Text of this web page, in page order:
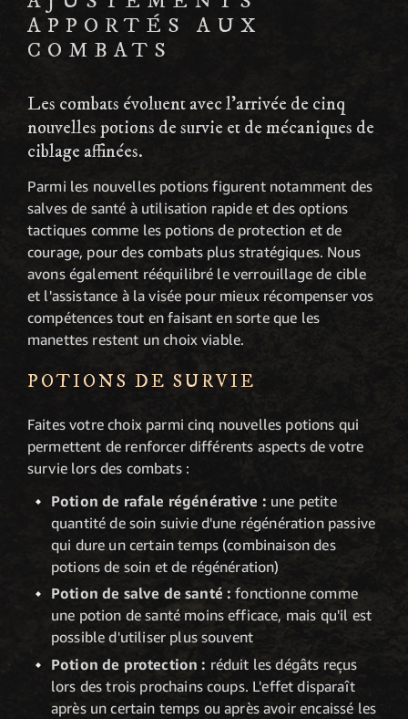
APPORTÉS AUX
COMBATS
Les combats évoluent avec l'arrivée de cinq
nouvelles potions de survie et de mécaniques de
ciblage affinées.
Parmi les nouvelles potions figurent notamment des
salves de santé à utilisation rapide et des options
tactiques comme les potions de protection et de
courage, pour des combats plus stratégiques. Nous
avons également rééquilibré le verrouillage de cible
et l'assistance à la visée pour mieux récompenser vos
compétences tout en faisant en sorte que les
manettes restent un choix viable.
POTIONS DE SURVIE
Faites votre choix parmi cinq nouvelles potions qui
permettent de renforcer différents aspects de votre
survie lors des combats :
Potion de rafale régénérative : une petite
quantité de soin suivie d'une régénération passive
qui dure un certain temps (combinaison des
potions de soin et de régénération)
Potion de salve de santé : fonctionne comme
une potion de santé moins efficace, mais qu'il est
possible d'utiliser plus souvent
Potion de protection : réduit les dégâts reçus
lors des trois prochains coups. L'effet disparaît
après un certain temps ou après avoir encaissé les